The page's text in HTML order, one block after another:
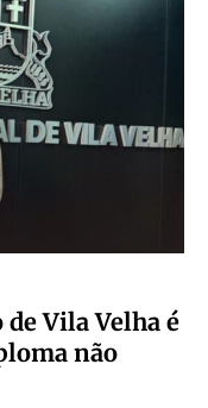
de Vila Velha é
não